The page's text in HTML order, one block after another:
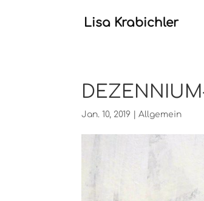
Lisa Krabichler
Jan. 10, 2019 |Allgemein